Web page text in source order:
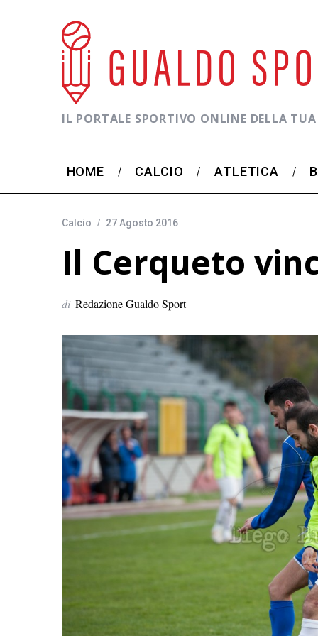
IL PORTALE SPORTIVO ONLINE DELLA
HOME CALCIO ATLETICA
Calcio 27 Agosto 2016
Il Cerqueto
di Redazione Gualdo Sport